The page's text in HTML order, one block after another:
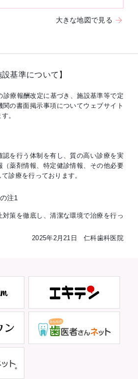
大きな地図で見る
設基準について】
診療報酬改定に基づき、施設基準等で定
の書面掲示事項についてウェブサイト
。
認を行う体制を有し、質の高い診療を実
（薬剤情報、特定健診情報、その他必要
診療を行っております。
注1
対策を徹底し、清潔な環境で治療を行っ
2025年2月21日 仁科歯科医院